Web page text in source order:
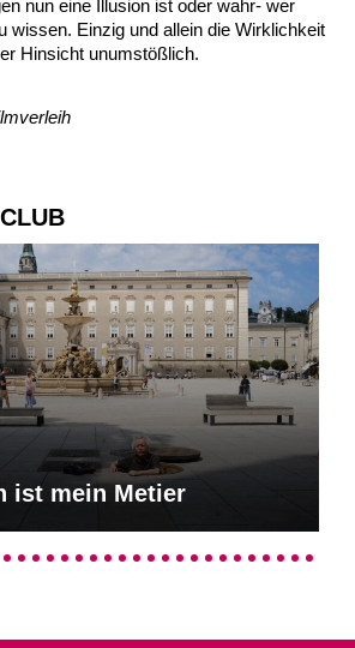
nun eine Illusion ist oder wahr- wer
wissen. Einzig und allein die Wirklichkeit
Hinsicht unumstößlich.
ist mein Metier